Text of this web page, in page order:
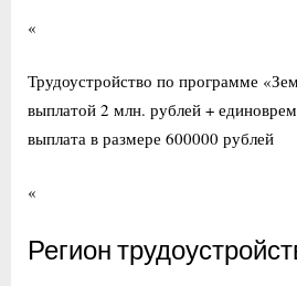
«
Трудоустройство по программе
выплатой 2 млн. рублей +
выплата в размере 600000 рублей
«
Регион